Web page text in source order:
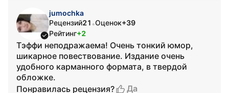
jumochka
Рецензий21 •Оценок+39
Рейтинг+2
Тэффи неподражаема! Очень тонкий юмор,
шикарное повествование. Издание очень
удобного карманного формата, в твердой
обложке.
Понравилась рецензия?
Да